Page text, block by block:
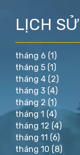
LỊCH
tháng 6 (1)
tháng 5 (1)
tháng 4 (2)
tháng 3 (4)
tháng 2 (1)
tháng 1 (4)
tháng 12 (4)
tháng 11 (6)
tháng 10 (8)